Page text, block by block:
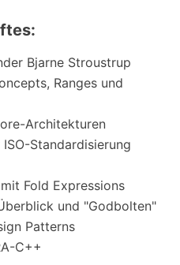
Bjarne Stroustrup
Ranges und
Architekturen
Standardisierung
Fold Expressions
und "Godbolten"
Patterns
C++